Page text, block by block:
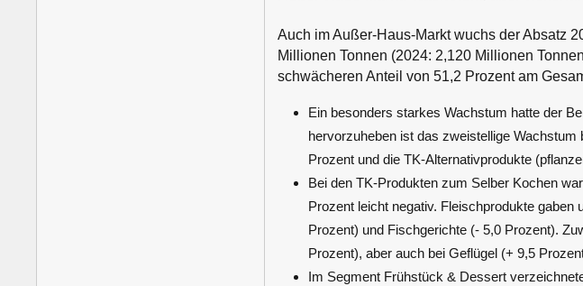
Auch im Außer-Haus-Markt wuchs der Absatz
Millionen Tonnen (2024: 2,120 Millionen
schwächeren Anteil von 51,2 Prozent am
Ein besonders starkes Wachstum hatte der
hervorzuheben ist das zweistellige
Prozent und die TK-Alternativprodukte
Bei den TK-Produkten zum Selber Kochen
Prozent leicht negativ. Fleischprodukte
Prozent) und Fischgerichte (- 5,0 Prozent).
Prozent), aber auch bei Geflügel (+ 9,5
Im Segment Frühstück & Dessert